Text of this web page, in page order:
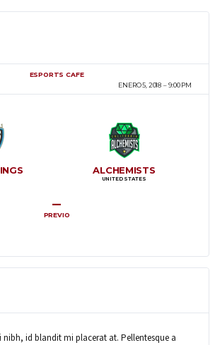
ESPORTS CAFE
ENERO 5, 2018
9:00 PM
ALCHEMISTS
UNITED STATES
–
PREVIO
nibh, id blandit mi placerat at. Pellentesque a